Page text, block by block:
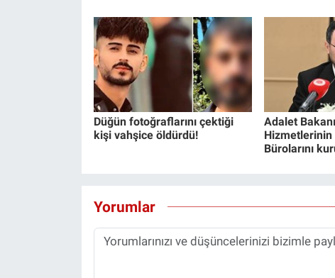
Düğün fotoğraflarını çektiği
kişi vahşice öldürdü!
Adalet
Bürolarını
Yorumlar